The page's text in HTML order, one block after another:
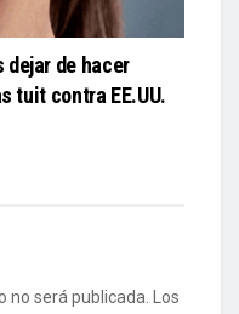
dejar de hacer
tuit contra EE.UU.
no será publicada.
Los